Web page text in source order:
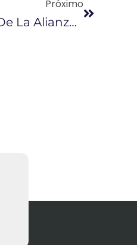
Próximo
Pablo Campana Se Reúne Con Ministros De La Alianza Del Pacífico